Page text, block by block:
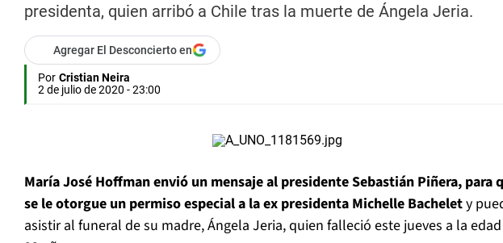
presidenta, quien arribó a Chile tras la muerte de Ángela Jeria.
Agregar El Desconcierto en
Por Cristian Neira
2 de julio de 2020 - 23:00
María José Hoffman envió un mensaje al presidente Sebastián Piñera, para
se le otorgue un permiso especial a la ex presidenta Michelle Bachelety
asistir al funeral de su madre, Ángela Jeria, quien falleció este jueves a la